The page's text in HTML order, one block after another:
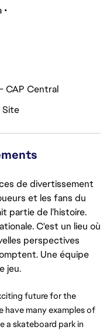
CAP Central
de divertissement
et les fans du
partie de l’histoire.
C'est un lieu où
perspectives
Une équipe
jeu.
future for the
have many examples of
a skateboard park in